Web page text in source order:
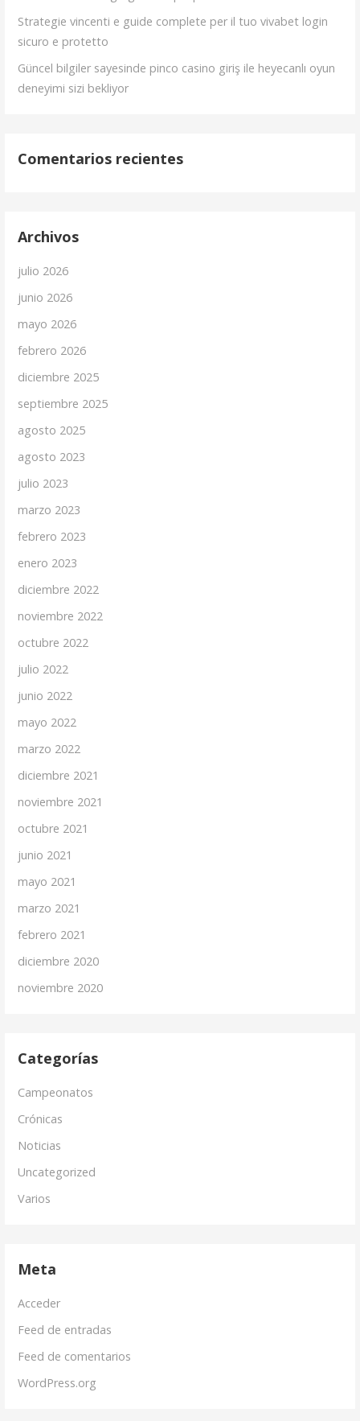
Strategie vincenti e guide complete per il tuo vivabet login
sicuro e protetto
Güncel bilgiler sayesinde pinco casino giriş ile heyecanlı oyun
deneyimi sizi bekliyor
Comentarios recientes
Archivos
julio 2026
junio 2026
mayo 2026
febrero 2026
diciembre 2025
septiembre 2025
agosto 2025
agosto 2023
julio 2023
marzo 2023
febrero 2023
enero 2023
diciembre 2022
noviembre 2022
octubre 2022
julio 2022
junio 2022
mayo 2022
marzo 2022
diciembre 2021
noviembre 2021
octubre 2021
junio 2021
mayo 2021
marzo 2021
febrero 2021
diciembre 2020
noviembre 2020
Categorías
Campeonatos
Crónicas
Noticias
Uncategorized
Varios
Meta
Acceder
Feed de entradas
Feed de comentarios
WordPress.org